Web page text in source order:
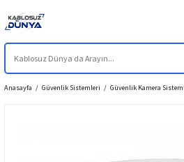
Anasayfa Güvenlik Sistemleri Güvenlik Kamera